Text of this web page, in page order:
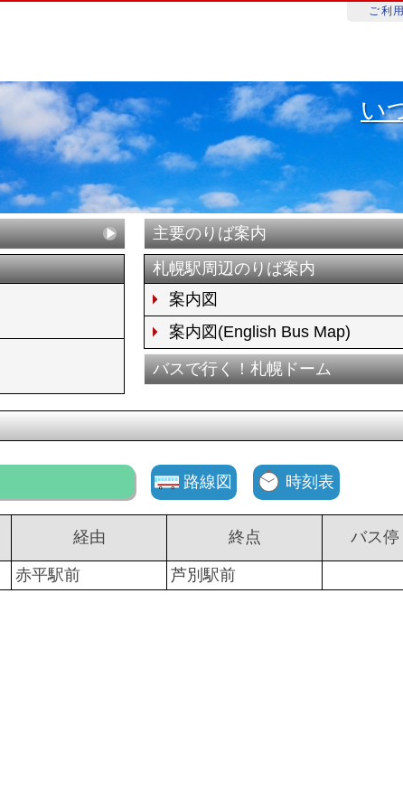
ご利
い
主要のりば案内
札幌駅周辺のりば案内
案内図
案内図(English Bus Map)
バスで行く！札幌ドーム
路線図 時刻表
経由 終点 バス停
赤平駅前
芦別駅前